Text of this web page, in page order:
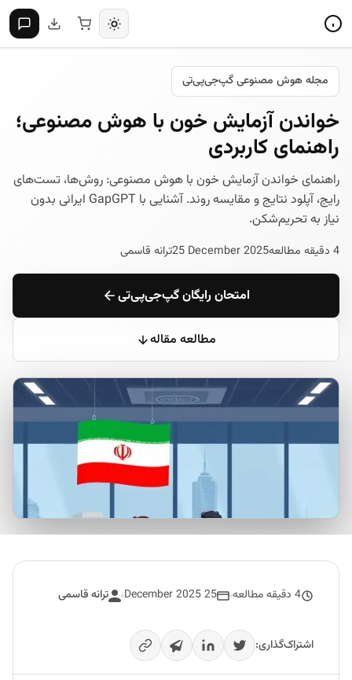
مجله هوش مصنوعی گپ‌جی‌پی‌تی
خواندن آزمایش خون با هوش مصنوعی؛
راهنمای کاربردی
راهنمای خواندن آزمایش خون با هوش مصنوعی: روش‌ها، تست‌های
رایج، آپلود نتایج و مقایسه روند. آشنایی با GapGPT ایرانی بدون
نیاز به تحریم‌شکن.
4 دقیقه مطالعه 25 December 2025ترانه قاسمی
امتحان رایگان گپ‌جی‌پی‌تی
مطالعه مقاله
4 دقیقه مطالعه 25 December 2025 ترانه قاسمی
اشتراک‌گذاری: